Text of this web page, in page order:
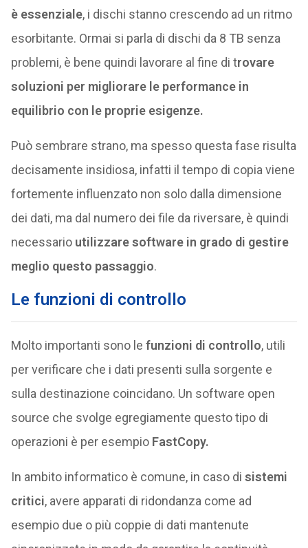
è essenziale, i dischi stanno crescendo ad un ritmo
esorbitante. Ormai si parla di dischi da 8 TB senza
problemi, è bene quindi lavorare al fine di trovare
soluzioni per migliorare le performance in
equilibrio con le proprie esigenze.
Può sembrare strano, ma spesso questa fase risulta
decisamente insidiosa, infatti il tempo di copia viene
fortemente influenzato non solo dalla dimensione
dei dati, ma dal numero dei file da riversare, è quindi
necessario utilizzare software in grado di gestire
meglio questo passaggio.
Le funzioni di controllo
Molto importanti sono le funzioni di controllo, utili
per verificare che i dati presenti sulla sorgente e
sulla destinazione coincidano. Un software open
source che svolge egregiamente questo tipo di
operazioni è per esempio FastCopy.
In ambito informatico è comune, in caso di sistemi
critici, avere apparati di ridondanza come ad
esempio due o più coppie di dati mantenute